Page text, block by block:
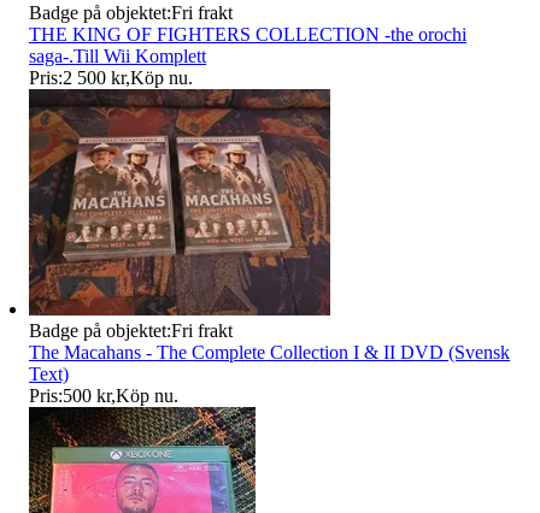
Badge på objektet:Fri frakt
THE KING OF FIGHTERS COLLECTION -the orochi
saga-.Till Wii Komplett
Pris:2 500 kr,Köp nu.
Badge på objektet:Fri frakt
The Macahans - The Complete Collection I & II DVD (Svensk
Text)
Pris:500 kr,Köp nu.